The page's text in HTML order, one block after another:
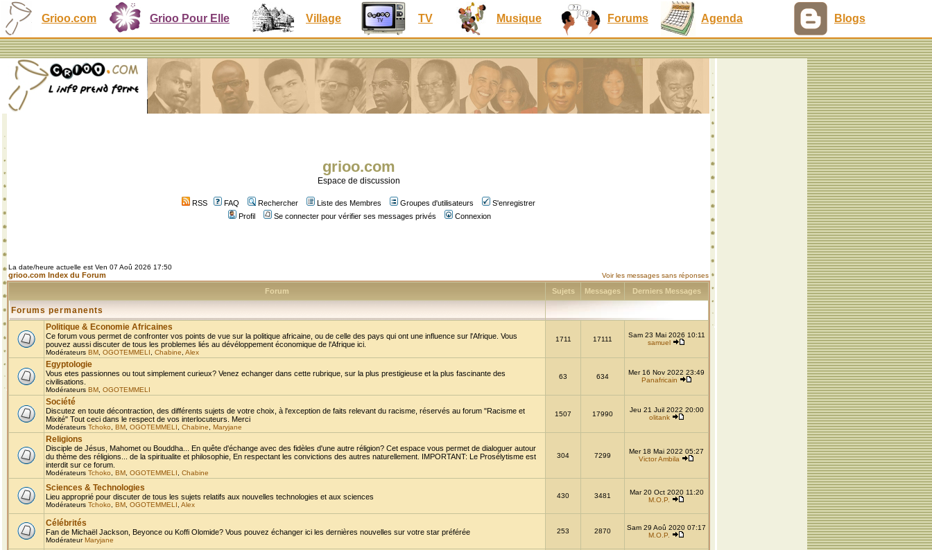
Grioo.com Grioo Pour Elle Village TV Musique Forums Agenda Blogs
grioo.com
Espace de discussion
RSS FAQ Rechercher Liste des Membres Groupes d'utilisateurs
S'enregistrer
Profil
Se connecter pour vérifier ses messages privés Connexion
La date/heure actuelle est Ven 07 Aoû 2026 17:50
grioo.com Index du Forum Voir les messages sans réponses
Forum Sujets Messages Derniers Messages
Forums permanents
Politique & Economie Africaines
Ce forum vous permet de confronter vos points de vue sur la politique africaine, ou de celle des pays qui ont une influence sur l'Afrique. Vous
pouvez aussi discuter de tous les problemes liés au dévéloppement économique de l'Afrique ici.
Modérateurs BM OGOTEMMELI Chabine Alex
1711 17111
Sam 23 Mai 2026 10:11
samuel
Egyptologie
Vous etes passionnes ou tout simplement curieux? Venez echanger dans cette rubrique, sur la plus prestigieuse et la plus fascinante des
civilisations.
Modérateurs BM OGOTEMMELI
63 634
Mer 16 Nov 2022 23:49
Panafricain
Société
Discutez en toute décontraction, des différents sujets de votre choix, à l'exception de faits relevant du racisme, réservés au forum "Racisme et
Mixité" Tout ceci dans le respect de vos interlocuteurs. Merci
Modérateurs Tchoko BM OGOTEMMELI Chabine Maryjane
1507 17990
Jeu 21 Juil 2022 20:00
olitank
Religions
Disciple de Jésus, Mahomet ou Bouddha... En quête d'échange avec des fidèles d'une autre réligion? Cet espace vous permet de dialoguer autour
du thème des réligions... de la spiritualite et philosophie, En respectant les convictions des autres naturellement. IMPORTANT: Le Prosélytisme est
interdit sur ce forum.
Modérateurs Tchoko BM OGOTEMMELI Chabine
304 7299
Mer 18 Mai 2022 05:27
Victor Ambila
Sciences & Technologies
Lieu approprié pour discuter de tous les sujets relatifs aux nouvelles technologies et aux sciences
Modérateurs Tchoko BM OGOTEMMELI Alex
430 3481
Mar 20 Oct 2020 11:20
M.O.P.
Célébrités
Fan de Michaël Jackson, Beyonce ou Koffi Olomide? Vous pouvez échanger ici les dernières nouvelles sur votre star préférée
ModérateurMaryjane
253 2870
Sam 29 Aoû 2020 07:17
M.O.P.